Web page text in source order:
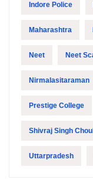
Indore Police
Maharashtra
Neet Neet
Nirmalasitaraman
Prestige College
Shivraj Singh
Uttarpradesh